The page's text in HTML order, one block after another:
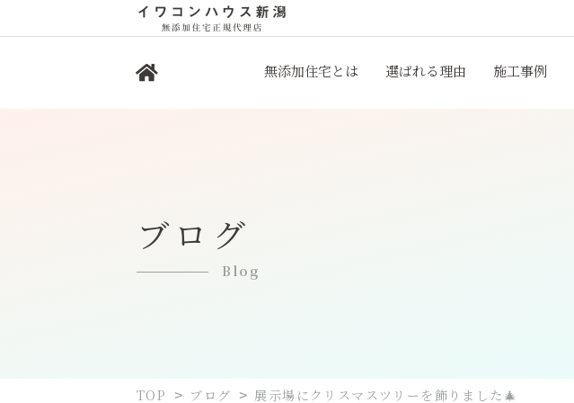
無添加住宅とは 選ばれる理由 施工事例
ブログ
Blog
TOP > ブログ > 展示場にクリスマスツリーを飾りました🎄